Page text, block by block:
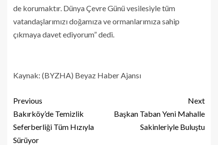
de korumaktır. Dünya Çevre Günü vesilesiyle tüm
vatandaşlarımızı doğamıza ve ormanlarımıza sahip
çıkmaya davet ediyorum” dedi.
Kaynak: (BYZHA) Beyaz Haber Ajansı
Previous
Bakırköy’de Temizlik
Seferberliği Tüm Hızıyla
Sürüyor
Next
Başkan Taban Yeni Mahalle
Sakinleriyle Buluştu